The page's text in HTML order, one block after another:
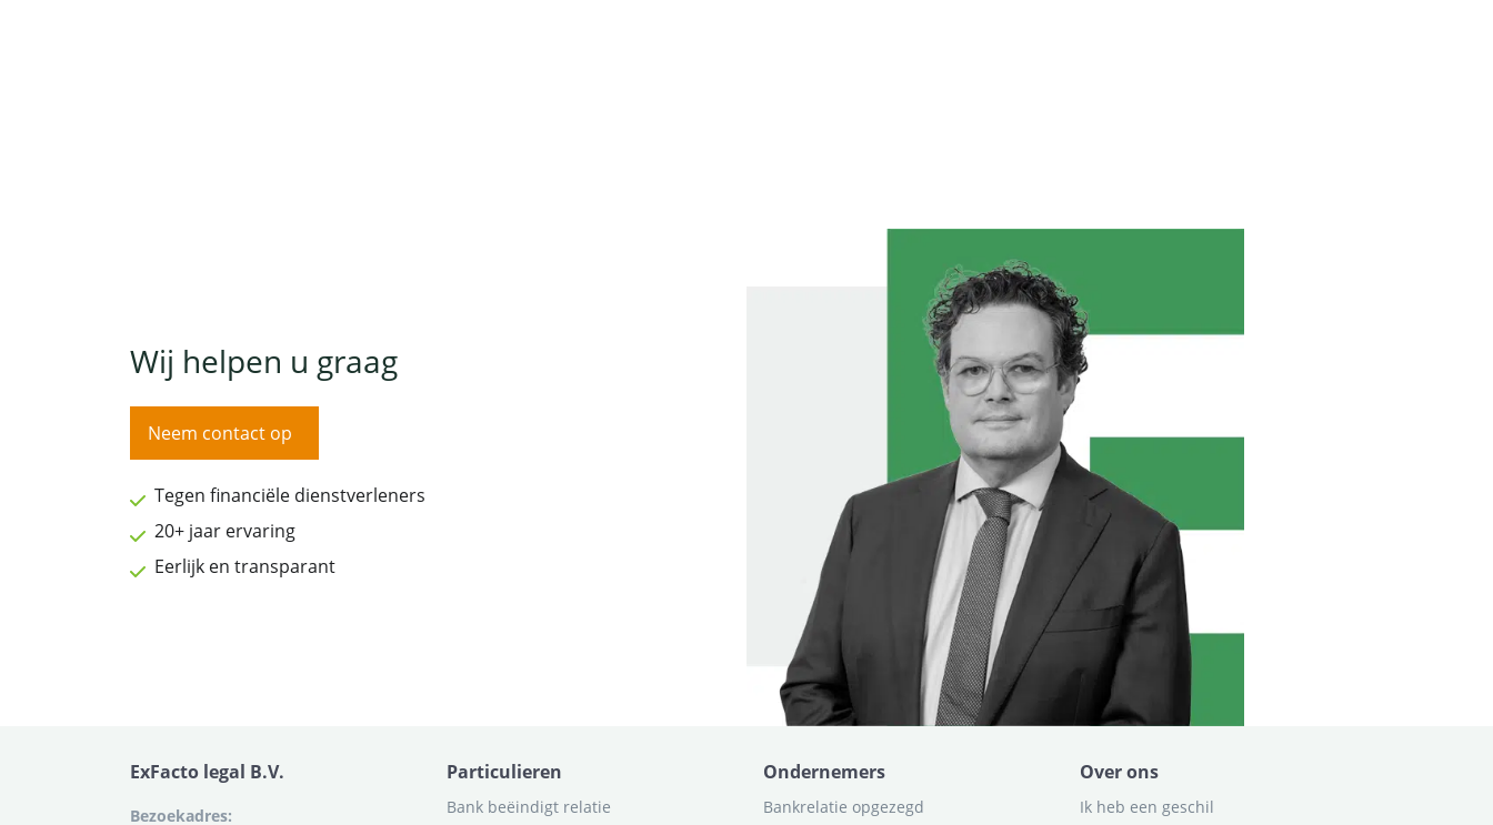
Wij helpen u graag
Neem contact op
Tegen financiële dienstverleners
20+ jaar ervaring
Eerlijk en transparant
ExFacto legal B.V.
Bezoekadres:
Particulieren
Bank beëindigt relatie
Ondernemers
Bankrelatie opgezegd
Over ons
Ik heb een geschil